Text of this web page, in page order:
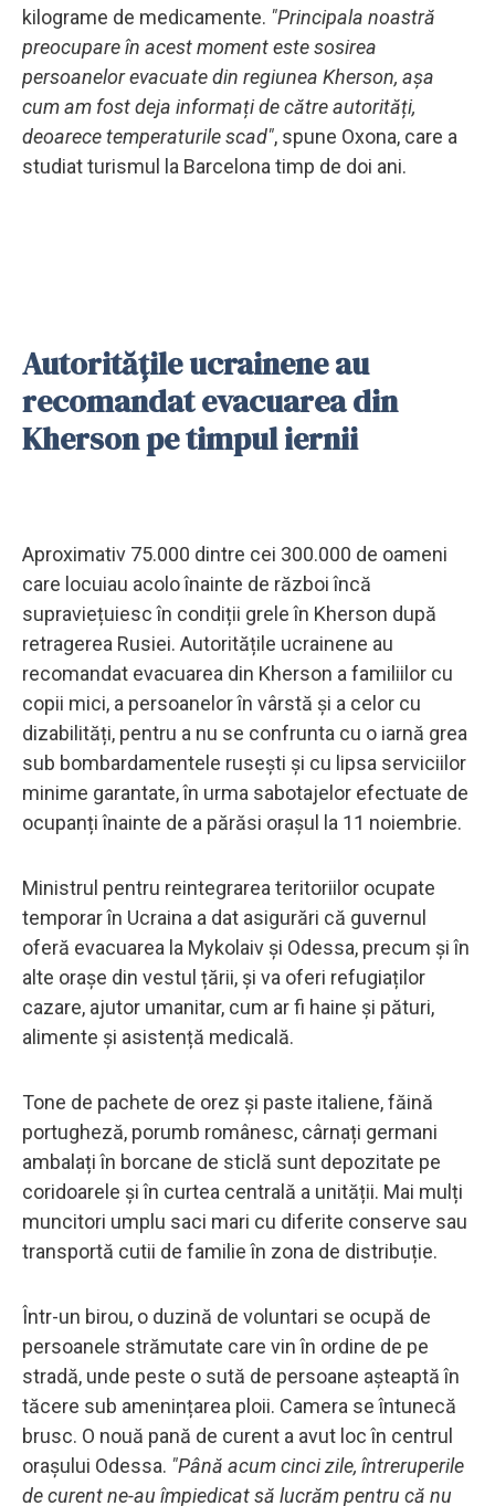
kilograme de medicamente. "Principala noastră
preocupare în acest moment este sosirea
persoanelor evacuate din regiunea Kherson, așa
cum am fost deja informați de către autorități,
deoarece temperaturile scad", spune Oxona, care a
studiat turismul la Barcelona timp de doi ani.
Autoritățile ucrainene au
recomandat evacuarea din
Kherson pe timpul iernii
Aproximativ 75.000 dintre cei 300.000 de oameni
care locuiau acolo înainte de război încă
supraviețuiesc în condiții grele în Kherson după
retragerea Rusiei. Autoritățile ucrainene au
recomandat evacuarea din Kherson a familiilor cu
copii mici, a persoanelor în vârstă și a celor cu
dizabilități, pentru a nu se confrunta cu o iarnă grea
sub bombardamentele rusești și cu lipsa serviciilor
minime garantate, în urma sabotajelor efectuate de
ocupanți înainte de a părăsi orașul la 11 noiembrie.
Ministrul pentru reintegrarea teritoriilor ocupate
temporar în Ucraina a dat asigurări că guvernul
oferă evacuarea la Mykolaiv și Odessa, precum și în
alte orașe din vestul țării, și va oferi refugiaților
cazare, ajutor umanitar, cum ar fi haine și pături,
alimente și asistență medicală.
Tone de pachete de orez și paste italiene, făină
portugheză, porumb românesc, cârnați germani
ambalați în borcane de sticlă sunt depozitate pe
coridoarele și în curtea centrală a unității. Mai mulți
muncitori umplu saci mari cu diferite conserve sau
transportă cutii de familie în zona de distribuție.
Într-un birou, o duzină de voluntari se ocupă de
persoanele strămutate care vin în ordine de pe
stradă, unde peste o sută de persoane așteaptă în
tăcere sub amenințarea ploii. Camera se întunecă
brusc. O nouă pană de curent a avut loc în centrul
orașului Odessa. "Până acum cinci zile, întreruperile
de curent ne-au împiedicat să lucrăm pentru că nu